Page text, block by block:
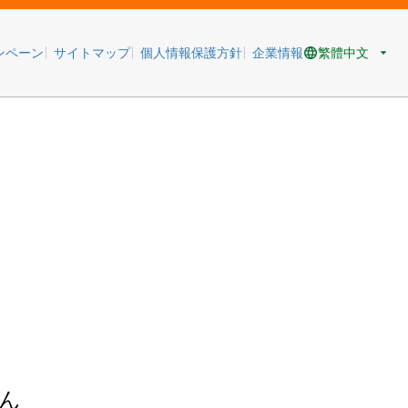
ペーン サイトマップ 個人情報保護方針 企業情報 繁體中文